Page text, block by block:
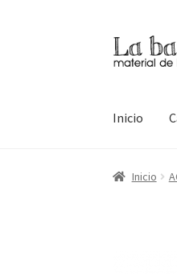
Ir
a
Ir
al
Inicio
InicioInicio